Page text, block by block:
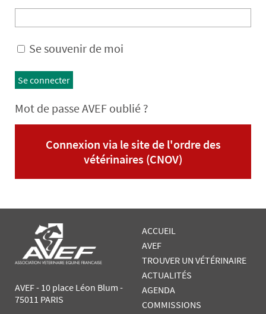
Se souvenir de moi
Se connecter
Mot de passe AVEF oublié ?
Connexion via le site de l'ordre des
vétérinaires (CNOV)
AVEF - 10 place Léon Blum -
75011 PARIS
ACCUEIL
AVEF
TROUVER UN VÉTÉRINAIRE
ACTUALITÉS
AGENDA
COMMISSIONS